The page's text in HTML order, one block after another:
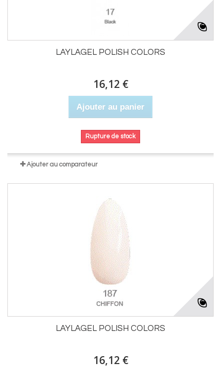
LAYLAGEL POLISH COLORS
16,12 €
Ajouter au panier
Rupture de stock
Ajouter au comparateur
LAYLAGEL POLISH COLORS
16,12 €